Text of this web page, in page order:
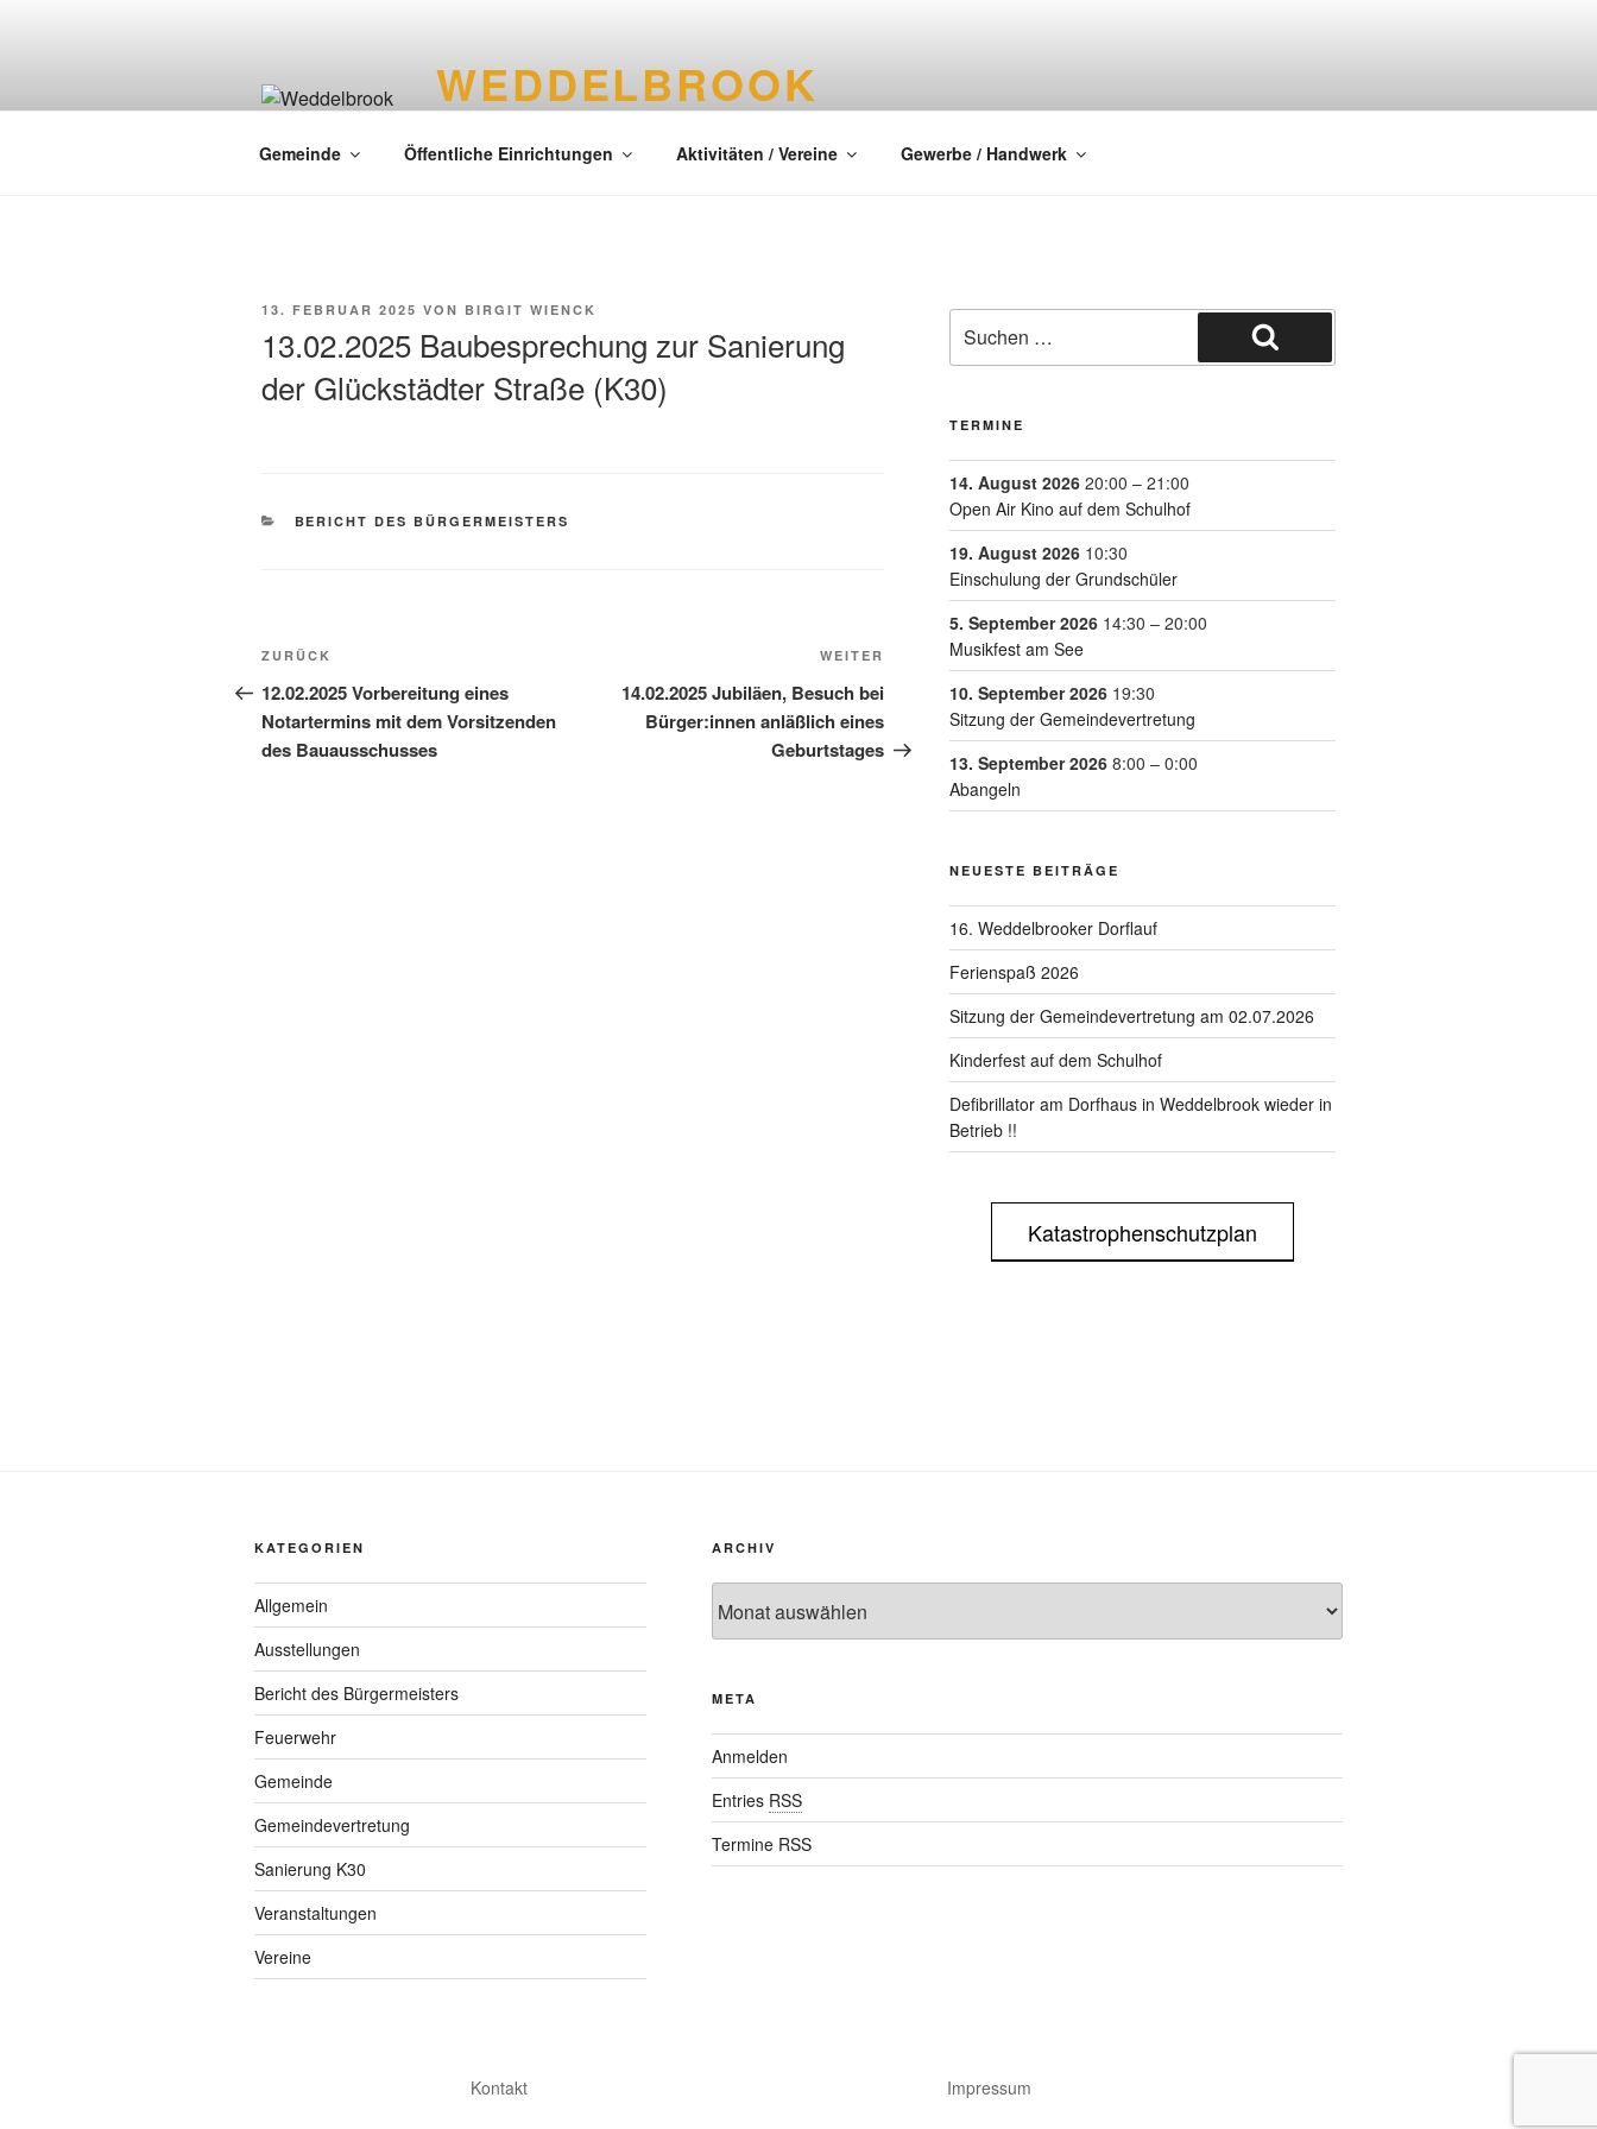
WEDDELBROOK
Gemeinde Öffentliche Einrichtungen Aktivitäten / Vereine Gewerbe / Handwerk
13. FEBRUAR 2025 VON BIRGIT WIENCK
13.02.2025 Baubesprechung zur Sanierung
der Glückstädter Straße (K30)
BERICHT DES BÜRGERMEISTERS
ZURÜCK
12.02.2025 Vorbereitung eines
Notartermins mit dem Vorsitzenden
des Bauausschusses
WEITER
14.02.2025 Jubiläen, Besuch bei
Bürger:innen anläßlich eines
Geburtstages
TERMINE
14. August 2026 20:00 – 21:00
Open Air Kino auf dem Schulhof
19. August 202610:30
Einschulung der Grundschüler
5. September 2026 14:30 – 20:00
Musikfest am See
10. September 202619:30
Sitzung der Gemeindevertretung
13. September 2026 8:00 – 0:00
Abangeln
NEUESTE BEITRÄGE
16. Weddelbrooker Dorflauf
Ferienspaß 2026
Sitzung der Gemeindevertretung am 02.07.2026
Kinderfest auf dem Schulhof
Defibrillator am Dorfhaus in Weddelbrook wieder in
Betrieb !!
Katastrophenschutzplan
KATEGORIEN
Allgemein
Ausstellungen
Bericht des Bürgermeisters
Feuerwehr
Gemeinde
Gemeindevertretung
Sanierung K30
Veranstaltungen
Vereine
ARCHIV
META
Anmelden
Entries RSS
Termine RSS
Kontakt Impressum